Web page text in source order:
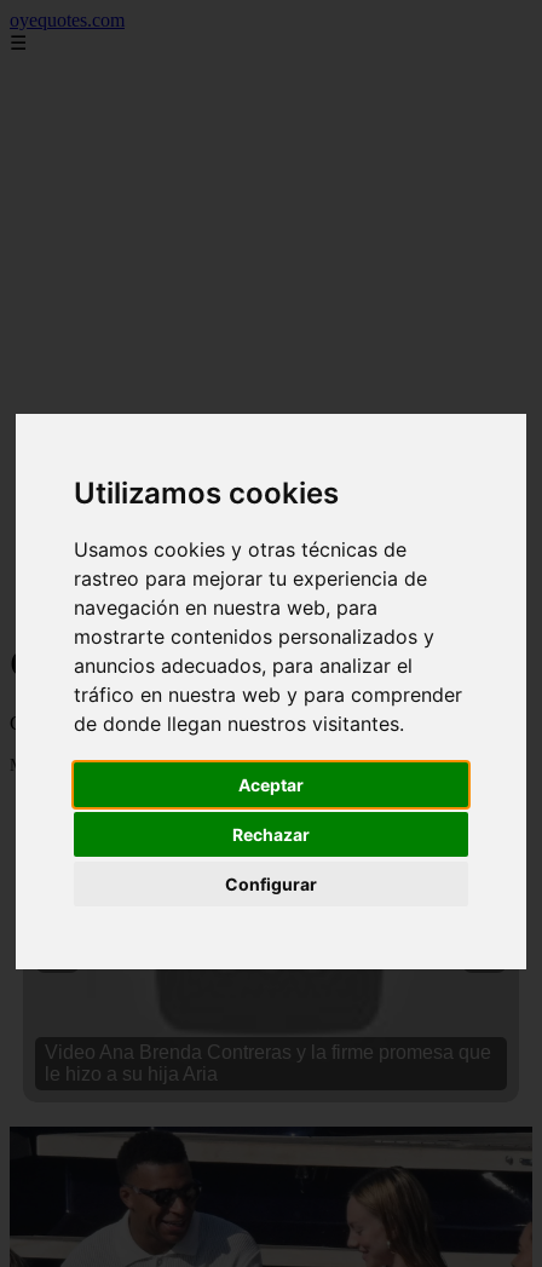
Utilizamos cookies
Usamos cookies y otras técnicas de
rastreo para mejorar tu experiencia de
navegación en nuestra web, para
mostrarte contenidos personalizados y
anuncios adecuados, para analizar el
tráfico en nuestra web y para comprender
de donde llegan nuestros visitantes.
Aceptar
Rechazar
Configurar
oyequotes.com
☰
Curiosidades y Sabias que
Cosas curiosas, curiosidades, noticias impactantes y mucho mas
Mostrando 1 - 24 de 2833 artículos
Video Ana Brenda Contreras y la firme promesa que
le hizo a su hija Aria